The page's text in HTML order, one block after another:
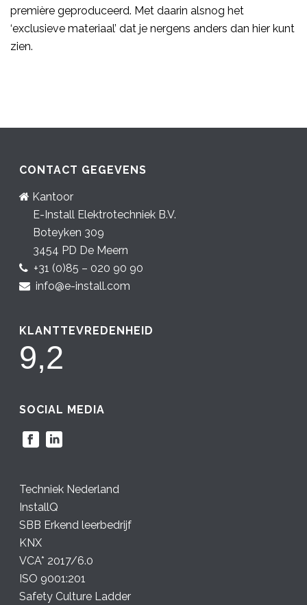
première geproduceerd. Met daarin alsnog het
‘exclusieve materiaal’ dat je nergens anders dan hier kunt
zien.
CONTACT GEGEVENS
Kantoor
E-Install Elektrotechniek B.V.
Boteyken 309
3454 PD De Meern
+31 (0)85 – 020 90 90
info@e-install.com
KLANTTEVREDENHEID
9,2
SOCIAL MEDIA
Techniek Nederland
InstallQ
SBB Erkend leerbedrijf
KNX
VCA* 2017/6.0
ISO 9001:201
Safety Culture Ladder